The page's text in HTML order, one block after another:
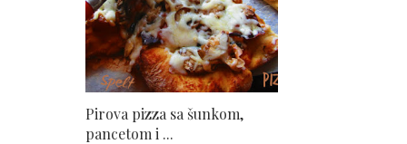
Pirova pizza sa šunkom,
pancetom i ...